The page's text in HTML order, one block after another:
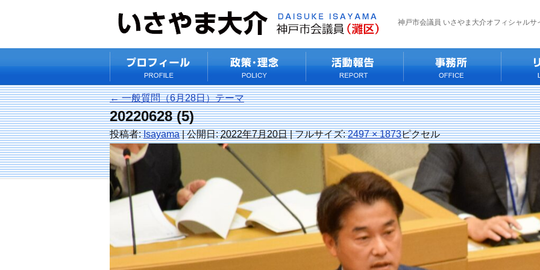
神戸市会議員 いさやま大介オフィシャルサ
←一般質問（6月28日）テーマ
20220628 (5)
投稿者: Isayama | 公開日: 2022年7月20日 |フルサイズ:2497 × 1873ピクセル